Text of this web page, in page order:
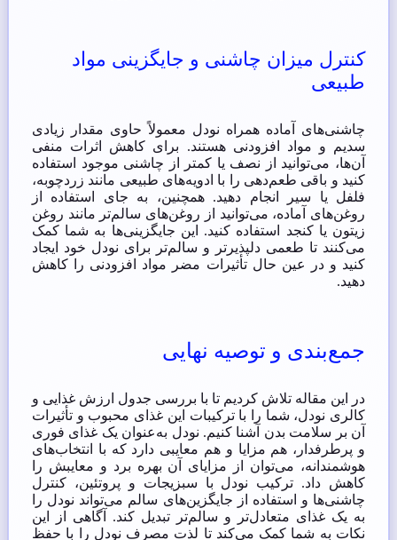
کنترل میزان چاشنی و جایگزینی مواد
طبیعی
چاشنی‌های آماده همراه نودل معمولاً حاوی مقدار زیادی
سدیم و مواد افزودنی هستند. برای کاهش اثرات منفی
آن‌ها، می‌توانید از نصف یا کمتر از چاشنی موجود استفاده
کنید و باقی طعم‌دهی را با ادویه‌های طبیعی مانند زردچوبه،
فلفل یا سیر انجام دهید. همچنین، به جای استفاده از
روغن‌های آماده، می‌توانید از روغن‌های سالم‌تر مانند روغن
زیتون یا کنجد استفاده کنید. این جایگزینی‌ها به شما کمک
می‌کنند تا طعمی دلپذیرتر و سالم‌تر برای نودل خود ایجاد
کنید و در عین حال تأثیرات مضر مواد افزودنی را کاهش
دهید.
جمع‌بندی و توصیه نهایی
در این مقاله تلاش کردیم تا با بررسی جدول ارزش غذایی و
کالری نودل، شما را با ترکیبات این غذای محبوب و تأثیرات
آن بر سلامت بدن آشنا کنیم. نودل به‌عنوان یک غذای فوری
و پرطرفدار، هم مزایا و هم معایبی دارد که با انتخاب‌های
هوشمندانه، می‌توان از مزایای آن بهره برد و معایبش را
کاهش داد. ترکیب نودل با سبزیجات و پروتئین، کنترل
چاشنی‌ها و استفاده از جایگزین‌های سالم می‌تواند نودل را
به یک غذای متعادل‌تر و سالم‌تر تبدیل کند. آگاهی از این
نکات به شما کمک می‌کند تا لذت مصرف نودل را با حفظ